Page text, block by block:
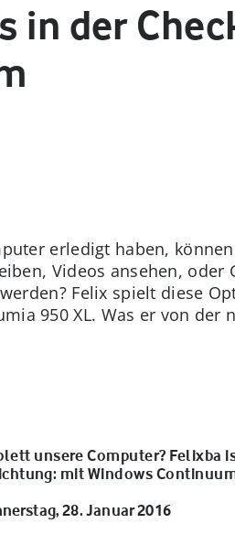
in der
erledigt haben,
Videos ansehen, oder
Felix spielt diese
950 XL. Was er von der
unsere Computer? Felixba
mit Windows
28. Januar 2016